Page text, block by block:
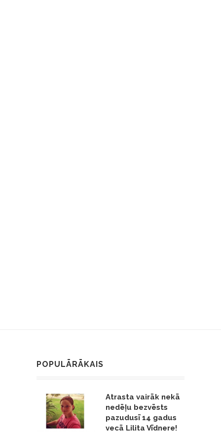
POPULĀRĀKAIS
Atrasta vairāk nekā
nedēļu bezvēsts
pazudusī 14 gadus
vecā Lilita Vīdnere!